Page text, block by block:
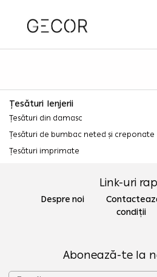
Țesături lenjerii
Țesături din damasc
Țesături de bumbac neted și creponate
Țesături imprimate
Țesături pentru cearceafuri cu
Țesături pentru fețe de masă și
Țesături pentru protecții de masă
Țesături impermabile pentru protecții
Țesături impermabile pentru protecții
Link-uri
Despre noi
condiții
Abonează-te la